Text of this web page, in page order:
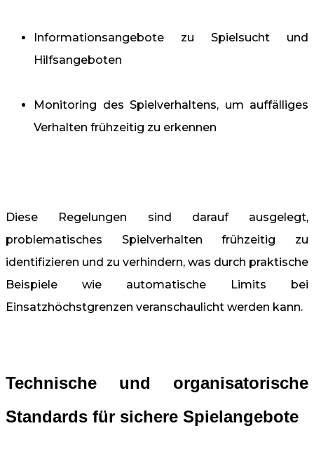
Informationsangebote zu Spielsucht und
Hilfsangeboten
Monitoring des Spielverhaltens, um auffälliges
Verhalten frühzeitig zu erkennen
Diese Regelungen sind darauf ausgelegt,
problematisches Spielverhalten frühzeitig zu
identifizieren und zu verhindern, was durch praktische
Beispiele wie automatische Limits bei
Einsatzhöchstgrenzen veranschaulicht werden kann.
Technische und organisatorische
Standards für sichere Spielangebote